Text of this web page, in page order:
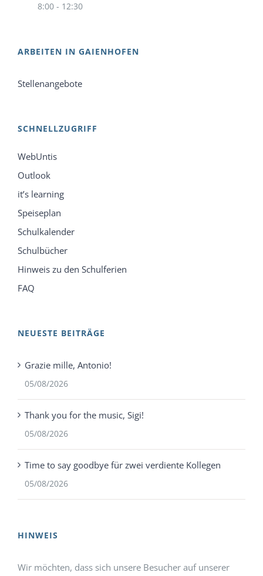
8:00 - 12:30
ARBEITEN IN GAIENHOFEN
Stellenangebote
SCHNELLZUGRIFF
WebUntis
Outlook
it’s learning
Speiseplan
Schulkalender
Schulbücher
Hinweis zu den Schulferien
FAQ
NEUESTE BEITRÄGE
Grazie mille, Antonio!
05/08/2026
Thank you for the music, Sigi!
05/08/2026
Time to say goodbye für zwei verdiente Kollegen
05/08/2026
HINWEIS
Wir möchten, dass sich unsere Besucher auf unserer